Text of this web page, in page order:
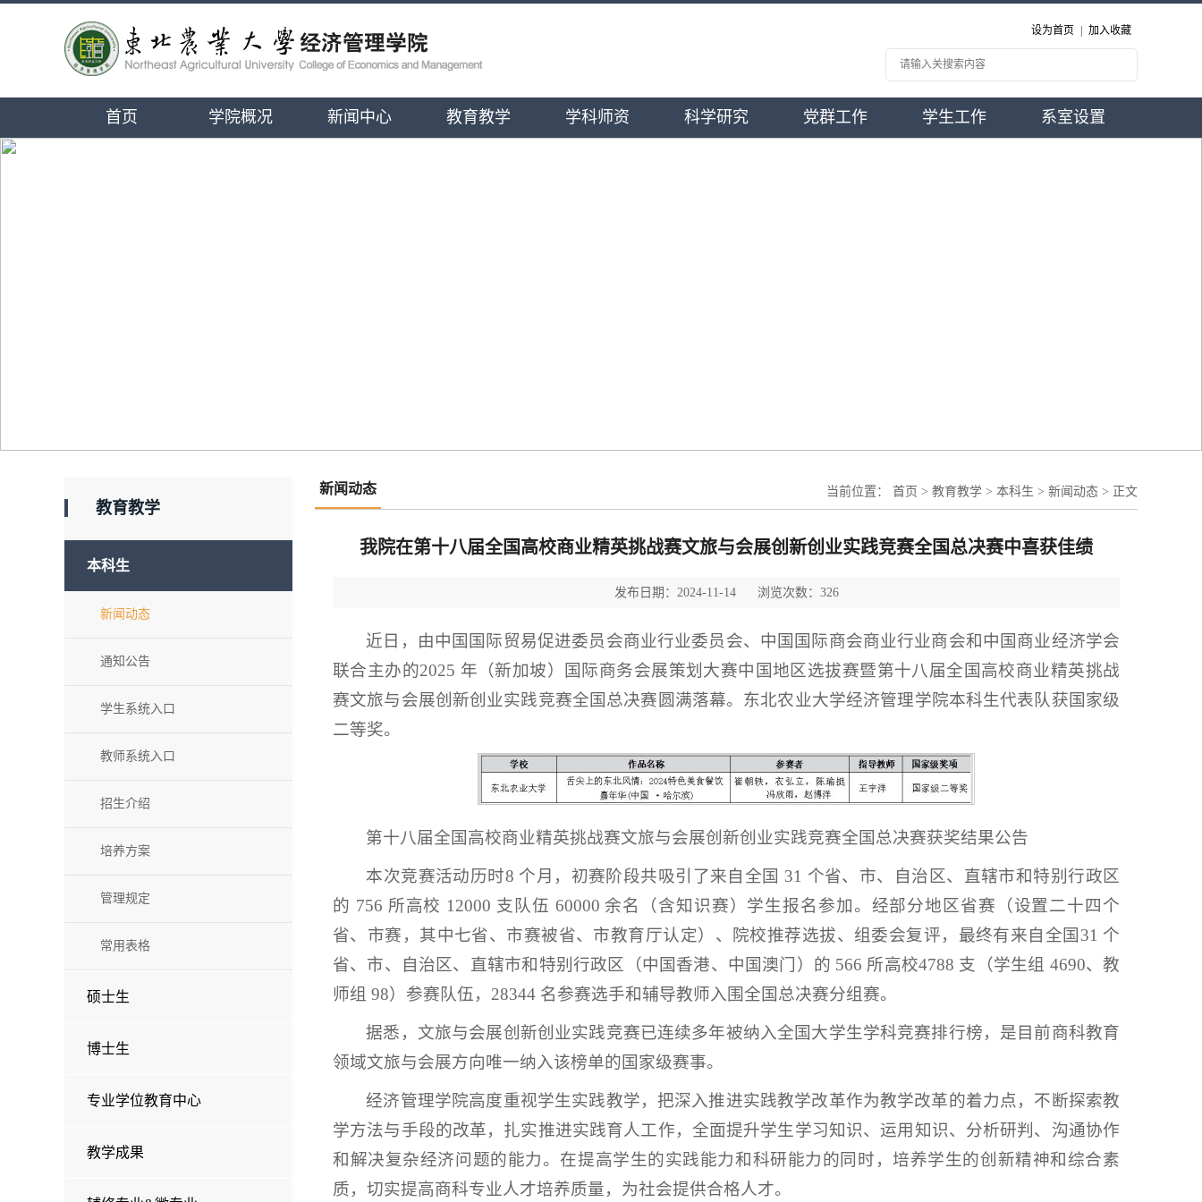
设为首页 加入收藏
首页 学院概况 新闻中心 教育教学 学科师资 科学研究 党群工作 学生工作 系室设置
教育教学
本科生
新闻动态
通知公告
学生系统入口
教师系统入口
招生介绍
培养方案
管理规定
常用表格
硕士生
博士生
专业学位教育中心
教学成果
新闻动态 当前位置： 首页 > 教育教学 > 本科生 > 新闻动态 > 正文
我院在第十八届全国高校商业精英挑战赛文旅与会展创新创业实践竞赛全国总决赛中喜获佳绩
发布日期：2024-11-14 浏览次数：326
近日，由中国国际贸易促进委员会商业行业委员会、中国国际商会商业行业商会和中国商业经济学会
联合主办的2025 年（新加坡）国际商务会展策划大赛中国地区选拔赛暨第十八届全国高校商业精英挑战
赛文旅与会展创新创业实践竞赛全国总决赛圆满落幕。东北农业大学经济管理学院本科生代表队获国家级
二等奖。
第十八届全国高校商业精英挑战赛文旅与会展创新创业实践竞赛全国总决赛获奖结果公告
本次竞赛活动历时8 个月，初赛阶段共吸引了来自全国 31 个省、市、自治区、直辖市和特别行政区
的 756 所高校 12000 支队伍 60000 余名（含知识赛）学生报名参加。经部分地区省赛（设置二十四个
省、市赛，其中七省、市赛被省、市教育厅认定）、院校推荐选拔、组委会复评，最终有来自全国31 个
省、市、自治区、直辖市和特别行政区（中国香港、中国澳门）的 566 所高校4788 支（学生组 4690、教
师组 98）参赛队伍，28344 名参赛选手和辅导教师入围全国总决赛分组赛。
据悉，文旅与会展创新创业实践竞赛已连续多年被纳入全国大学生学科竞赛排行榜，是目前商科教育
领域文旅与会展方向唯一纳入该榜单的国家级赛事。
经济管理学院高度重视学生实践教学，把深入推进实践教学改革作为教学改革的着力点，不断探索教
学方法与手段的改革，扎实推进实践育人工作，全面提升学生学习知识、运用知识、分析研判、沟通协作
和解决复杂经济问题的能力。在提高学生的实践能力和科研能力的同时，培养学生的创新精神和综合素
质，切实提高商科专业人才培养质量，为社会提供合格人才。